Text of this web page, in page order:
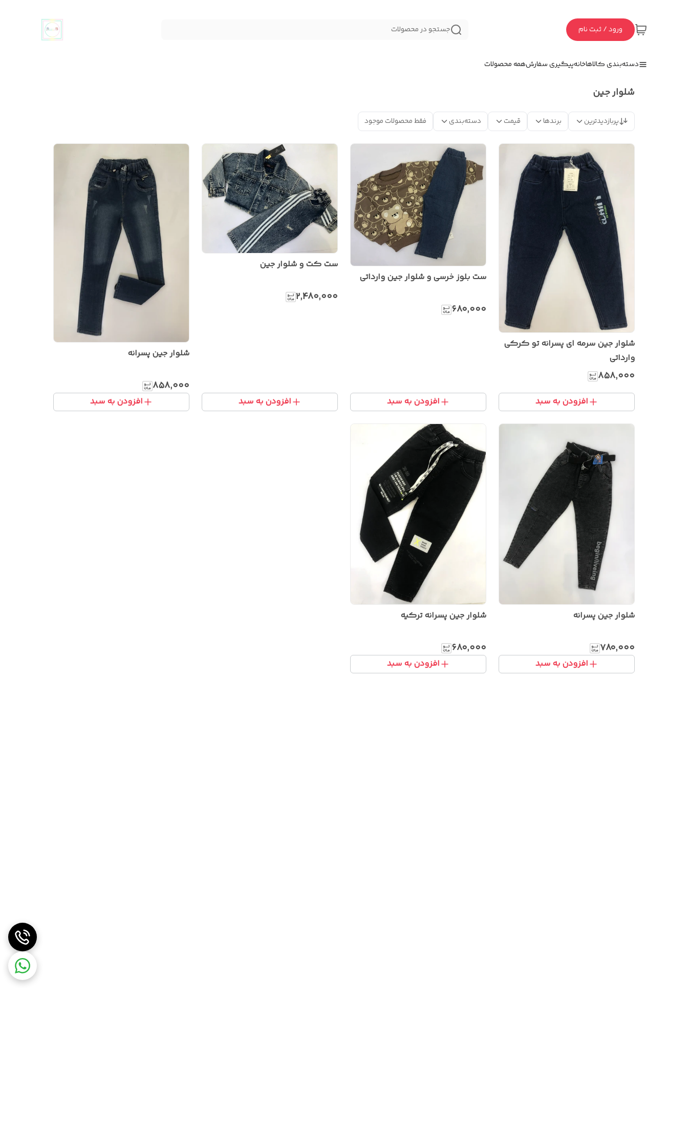
ورود / ثبت نام جستجو در محصولات
دسته‌بندی کالاهاخانهپیگیری سفارشهمه محصولات
شلوار جین
پربازدیدترین برندها قیمت دسته‌بندی فقط محصولات موجود
شلوار جین سرمه ای پسرانه تو کرکی
وارداتی
۸۵۸٬۰۰۰
افزودن به سبد
ست بلوز خرسی و شلوار جین وارداتی
۶۸۰٬۰۰۰
افزودن به سبد
ست کت و شلوار جین
۲٬۴۸۰٬۰۰۰
افزودن به سبد
شلوار جین پسرانه
۸۵۸٬۰۰۰
افزودن به سبد
شلوار جین پسرانه
۷۸۰٬۰۰۰
افزودن به سبد
شلوار جین پسرانه ترکیه
۶۸۰٬۰۰۰
افزودن به سبد